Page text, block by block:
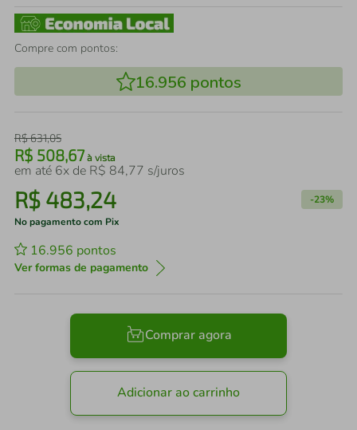
Compre com pontos:
16.956 pontos
R$631,05
R$ 508,67 à vista
em até 6x de R$ 84,77 s/juros
R$ 483,24 -23%
No pagamento com Pix
16.956 pontos
Ver formas de pagamento
Comprar agora
Adicionar ao carrinho